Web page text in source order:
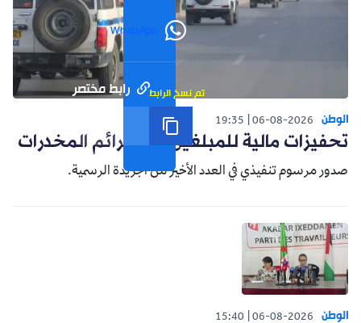
WhatsApp
رابط مختصر تم نسخ الرابط
الوطن 06-08-2026
19:35
تحفيزات مالية للمبلغين عن جرائم المخدرات
صدور مرسوم تنفيذي في العدد الأخير من الجريدة الرسمية.
الوطن 06-08-2026
15:40